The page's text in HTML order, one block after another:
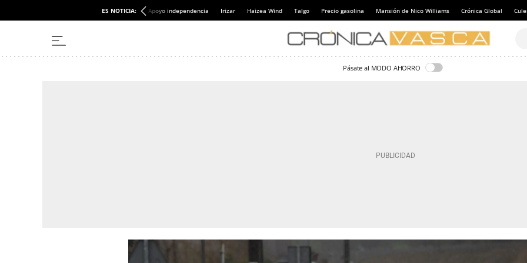
ES NOTICIA: Apoyo independencia Irizar Haizea Wind Talgo Precio gasolina Mansión de Nico Williams Crónica Global
Pásate al MODO AHORRO